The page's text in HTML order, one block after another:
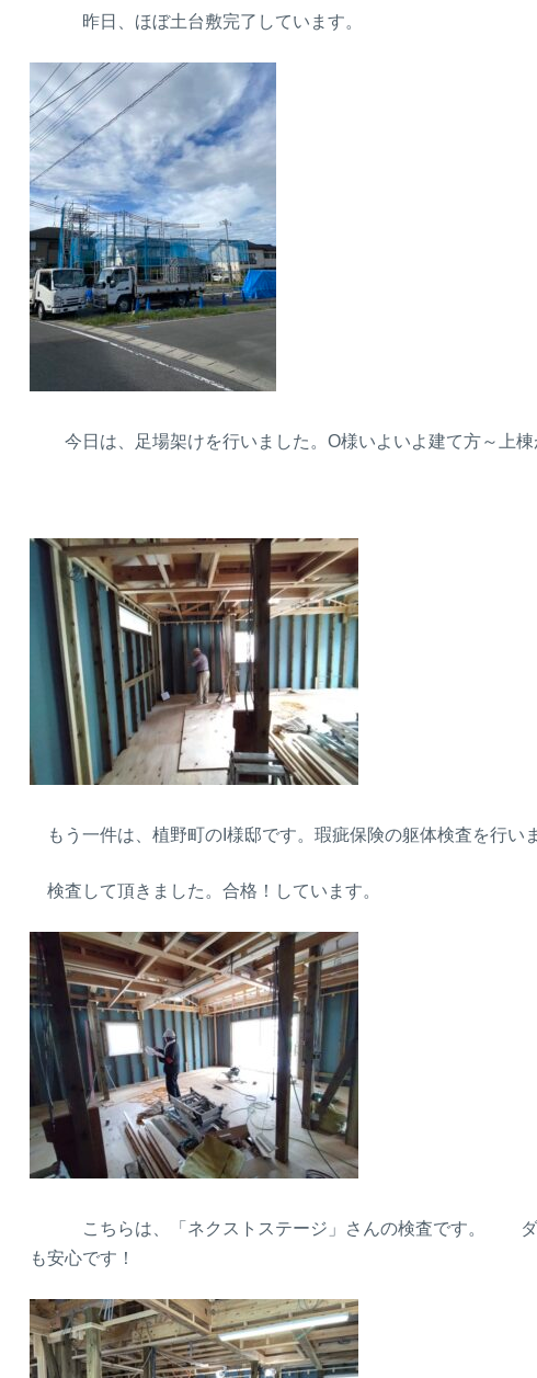
昨日、ほぼ土台敷完了しています。
今日は、足場架けを行いました。O様いよいよ建て方～上棟
もう一件は、植野町のI様邸です。瑕疵保険の躯体検査を行
検査して頂きました。合格！しています。
こちらは、「ネクストステージ」さんの検査です。 ダブ
も安心です！